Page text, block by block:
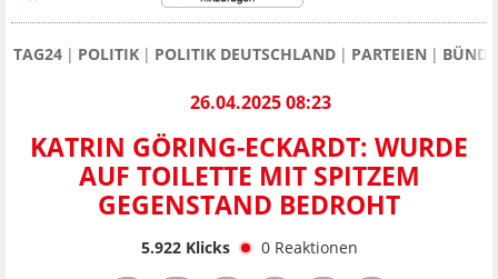
TAG24 POLITIK POLITIK DEUTSCHLAND PARTEIEN
26.04.2025 08:23
KATRIN GÖRING-ECKARDT: WURDE
AUF TOILETTE MIT SPITZEM
GEGENSTAND BEDROHT
5.922Klicks 0 Reaktionen